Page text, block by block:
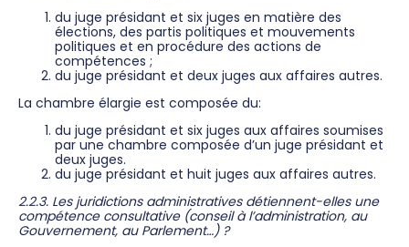
du juge présidant et six juges en matière des
élections, des partis politiques et mouvements
politiques et en procédure des actions de
compétences ;
du juge présidant et deux juges aux affaires autres.
La chambre élargie est composée du:
du juge présidant et six juges aux affaires soumises
par une chambre composée d’un juge présidant et
deux juges.
du juge présidant et huit juges aux affaires autres.
2.2.3. Les juridictions administratives détiennent-elles une
compétence consultative (conseil à l’administration, au
Gouvernement, au Parlement…) ?